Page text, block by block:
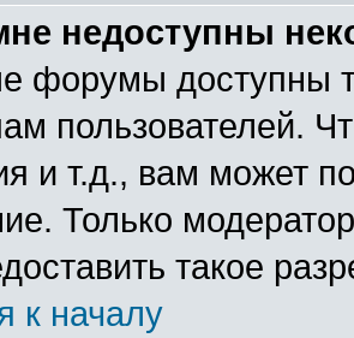
недоступны
форумы доступны
пользователей.
и т.д., вам может
Только
такое
к началу